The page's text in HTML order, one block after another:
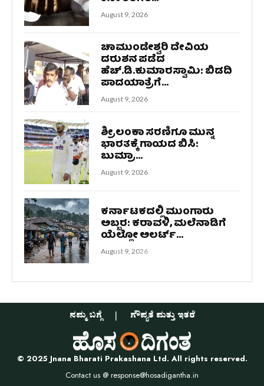
August 9, 2026
ಚಾಮುಂಡೇಶ್ವರಿ ದೇವಿಯ
ದರುಶನ ಪಡೆದ
ಹೆಚ್.ಡಿ.ಕುಮಾರಸ್ವಾಮಿ: ಬಿಡದಿ
ಪಾದಯಾತ್ರೆಗೆ...
August 9, 2026
ಶ್ರೀಲಂಕಾ ಸರಣಿಗೂ ಮುನ್ನ
ಭಾರತಕ್ಕೆ ಗಾಯದ ಬಿಸಿ:
ಬುಮ್ರಾ...
August 9, 2026
ಕರ್ನಾಟಕದಲ್ಲಿ ಮುಂಗಾರು
ಅಬ್ಬರ: ಕರಾವಳಿ, ಮಲೆನಾಡಿಗೆ
ಯೆಲ್ಲೋ ಅಲರ್ಟ್...
August 9, 2026
ನಮ್ಮ ಬಗ್ಗೆ ಗೌಪ್ಯತೆ ಮತ್ತು ಇತರೆ
© 2025 Jnana Bharati Prakashana Ltd. All rights reserved.
Contact us @ response@hosadigantha.in